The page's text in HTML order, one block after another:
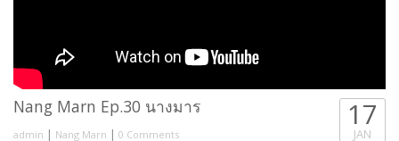
Nang Marn Ep.30 นางมาร
admin | Nang Marn | 0 Comments
17
JAN